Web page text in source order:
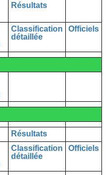
Résultats
Classification
détaillée
Officiels
Résultats
Classification
détaillée
Officiels